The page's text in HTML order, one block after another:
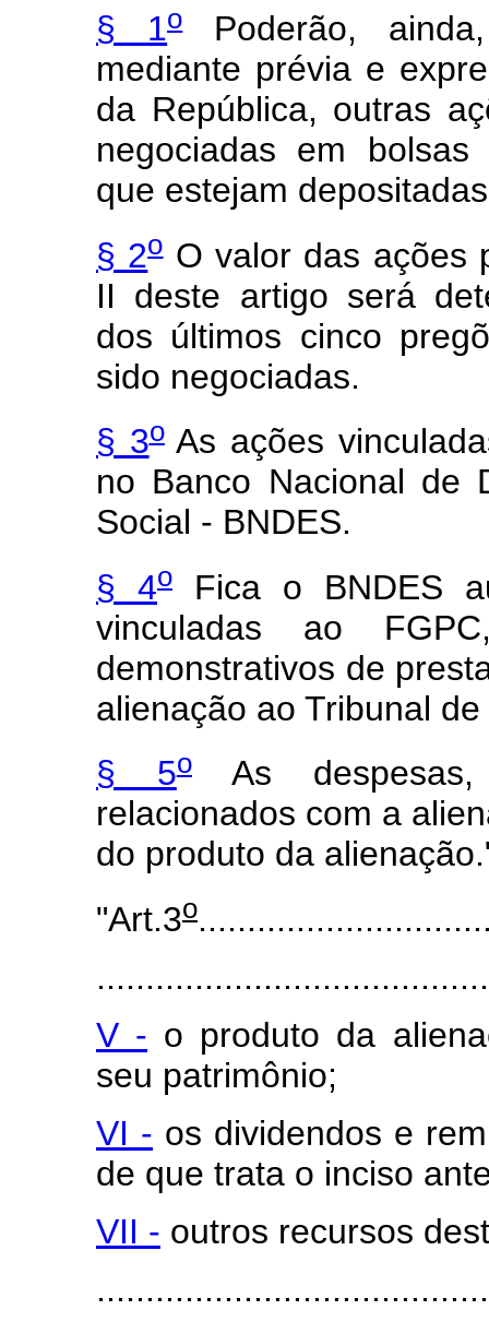
§ 1oPoderão,
mediante prévia e
da República, outras
negociadas em
que estejam
§ 2oO valor das ações
II deste artigo será
dos últimos cinco
sido negociadas.
§ 3oAs ações
no Banco Nacional de
Social - BNDES.
§ 4o Fica o BNDES
vinculadas ao
demonstrativos de
alienação ao Tribunal
§ 5oAs despesas,
relacionados com a
do produto da
"Art.3o
V - o produto da
seu patrimônio;
VI - os dividendos e
de que trata o inciso
VII - outros recursos